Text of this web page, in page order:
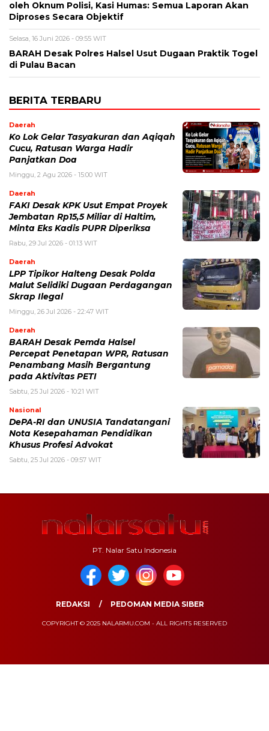
oleh Oknum Polisi, Kasi Humas: Semua Laporan Akan
Diproses Secara Objektif
Selasa, 16 Juni 2026 - 09:55 WIT
BARAH Desak Polres Halsel Usut Dugaan Praktik Togel
di Pulau Bacan
BERITA TERBARU
Daerah
Ko Lok Gelar Tasyakuran dan Aqiqah
Cucu, Ratusan Warga Hadir
Panjatkan Doa
Minggu, 2 Agu 2026 - 15:00 WIT
Daerah
FAKI Desak KPK Usut Empat Proyek
Jembatan Rp15,5 Miliar di Haltim,
Minta Eks Kadis PUPR Diperiksa
Rabu, 29 Jul 2026 - 01:13 WIT
Daerah
LPP Tipikor Halteng Desak Polda
Malut Selidiki Dugaan Perdagangan
Skrap Ilegal
Minggu, 26 Jul 2026 - 22:47 WIT
Daerah
BARAH Desak Pemda Halsel
Percepat Penetapan WPR, Ratusan
Penambang Masih Bergantung
pada Aktivitas PETI
Sabtu, 25 Jul 2026 - 10:21 WIT
Nasional
DePA-RI dan UNUSIA Tandatangani
Nota Kesepahaman Pendidikan
Khusus Profesi Advokat
Sabtu, 25 Jul 2026 - 09:57 WIT
PT. Nalar Satu Indonesia
REDAKSI PEDOMAN MEDIA SIBER
COPYRIGHT © 2025 NALARMU.COM - ALL RIGHTS RESERVED